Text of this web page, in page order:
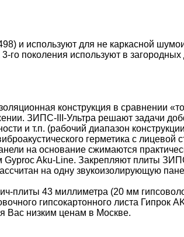
и используют для не каркасной
поколения используют в загородных
конструкция в сравнении
ЗИПС-III-Ультра решают задачи
и т.п. (рабочий диапазон
герметика с
на основание сжимаются
Gyproc Aku-Line. Закрепляют плиты
на одну звукоизолирующую
плиты 43 миллиметра (20 мм
гипсокартонного листа Гипрок
Вас низким ценам в Москве.